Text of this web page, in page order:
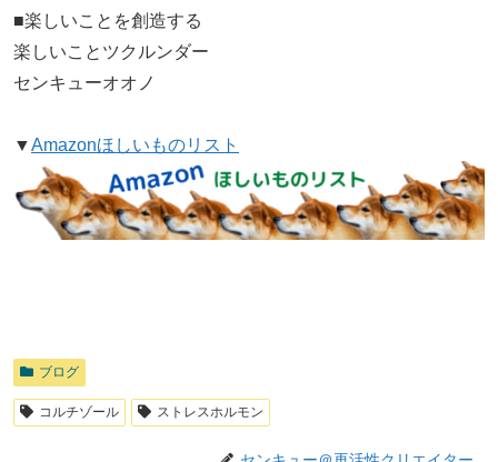
■楽しいことを創造する
楽しいことツクルンダー
センキューオオノ
▼Amazonほしいものリスト
ブログ
コルチゾール ストレスホルモン